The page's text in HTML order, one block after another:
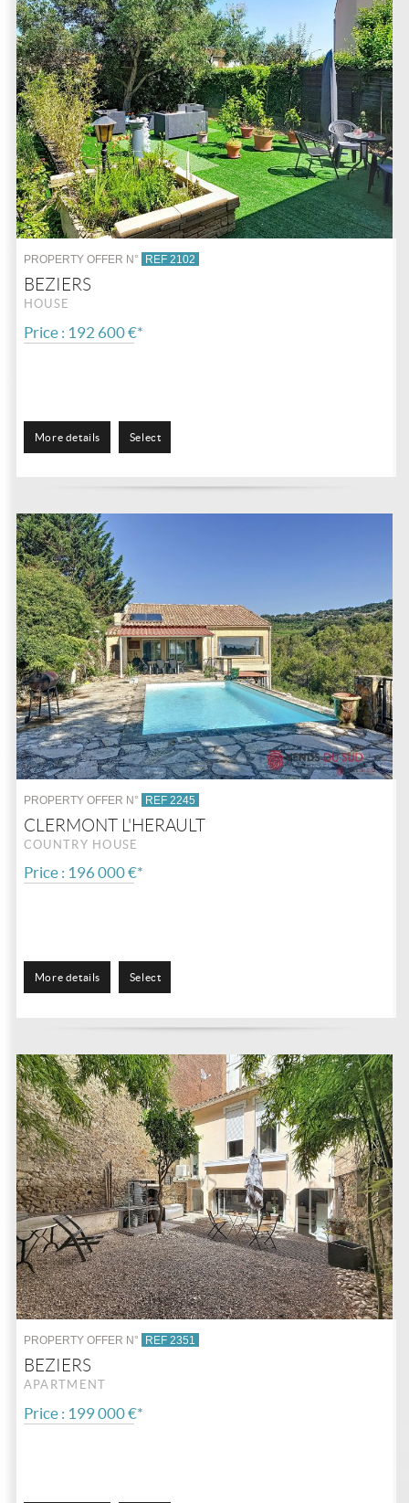
PROPERTY OFFER N° REF 2102
BEZIERS
HOUSE
Price : 192 600 €*
More details Select
PROPERTY OFFER N° REF 2245
CLERMONT L'HERAULT
COUNTRY HOUSE
Price : 196 000 €*
More details Select
PROPERTY OFFER N° REF 2351
BEZIERS
APARTMENT
Price : 199 000 €*